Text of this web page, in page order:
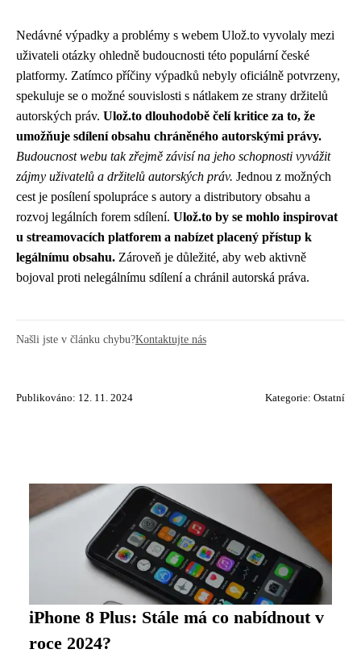
Nedávné výpadky a problémy s webem Ulož.to vyvolaly mezi
uživateli otázky ohledně budoucnosti této populární české
platformy. Zatímco příčiny výpadků nebyly oficiálně potvrzeny,
spekuluje se o možné souvislosti s nátlakem ze strany držitelů
autorských práv. Ulož.to dlouhodobě čelí kritice za to, že
umožňuje sdílení obsahu chráněného autorskými právy.
Budoucnost webu tak zřejmě závisí na jeho schopnosti vyvážit
zájmy uživatelů a držitelů autorských práv. Jednou z možných
cest je posílení spolupráce s autory a distributory obsahu a
rozvoj legálních forem sdílení. Ulož.to by se mohlo inspirovat
u streamovacích platforem a nabízet placený přístup k
legálnímu obsahu. Zároveň je důležité, aby web aktivně
bojoval proti nelegálnímu sdílení a chránil autorská práva.
Našli jste v článku chybu?Kontaktujte nás
Publikováno: 12. 11. 2024 Kategorie: Ostatní
iPhone 8 Plus: Stále má co nabídnout v
roce 2024?